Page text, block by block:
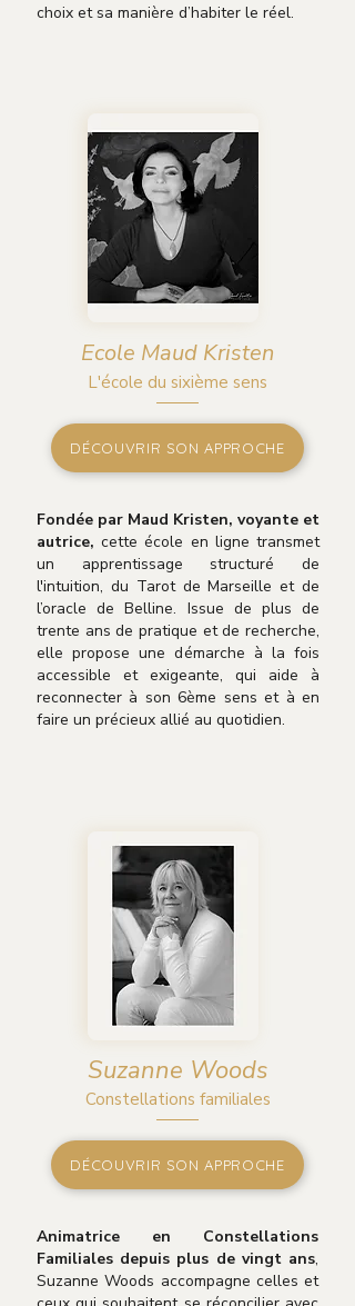
Ecole Maud Kristen
L'école du sixième sens
DÉCOUVRIR SON APPROCHE
Suzanne Woods
Constellations familiales
DÉCOUVRIR SON APPROCHE
choix et sa manière d’habiter le réel.
Fondée par Maud Kristen, voyante et
autrice, cette école en ligne transmet
un apprentissage structuré de
l'intuition, du Tarot de Marseille et de
l’oracle de Belline. Issue de plus de
trente ans de pratique et de recherche,
elle propose une démarche à la fois
accessible et exigeante, qui aide à
reconnecter à son 6ème sens et à en
faire un précieux allié au quotidien.
Animatrice en Constellations
Familiales depuis plus de vingt ans,
Suzanne Woods accompagne celles et